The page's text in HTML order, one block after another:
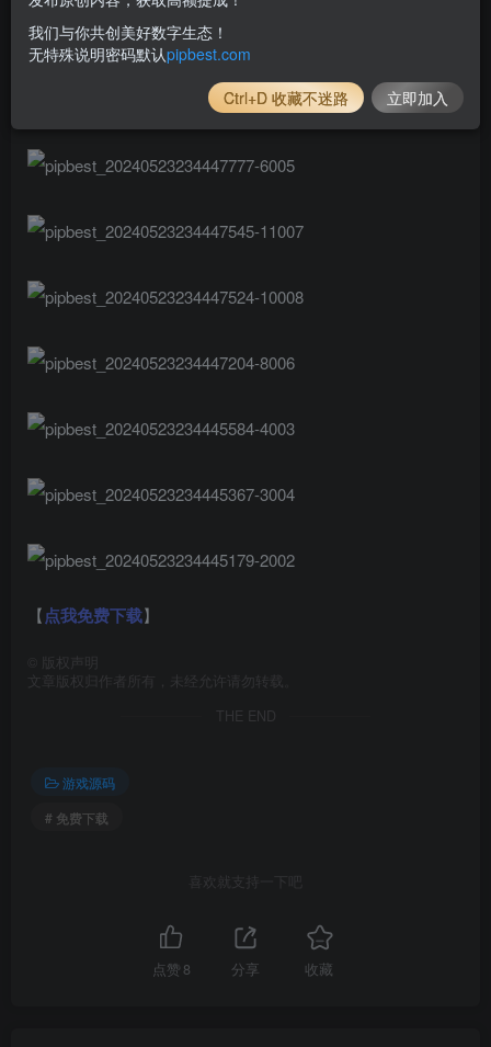
【点我免费下载】
版权声明
文章版权归作者所有，未经允许请勿转载。
THE END
游戏源码
# 免费下载
喜欢就支持一下吧
点赞 8 分享 收藏
我们与你共创美好数字生态！
无特殊说明密码默认pipbest.com
Ctrl+D 收藏不迷路 立即加入